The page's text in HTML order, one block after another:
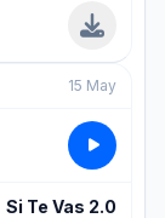
15 May
Si Te Vas 2.0